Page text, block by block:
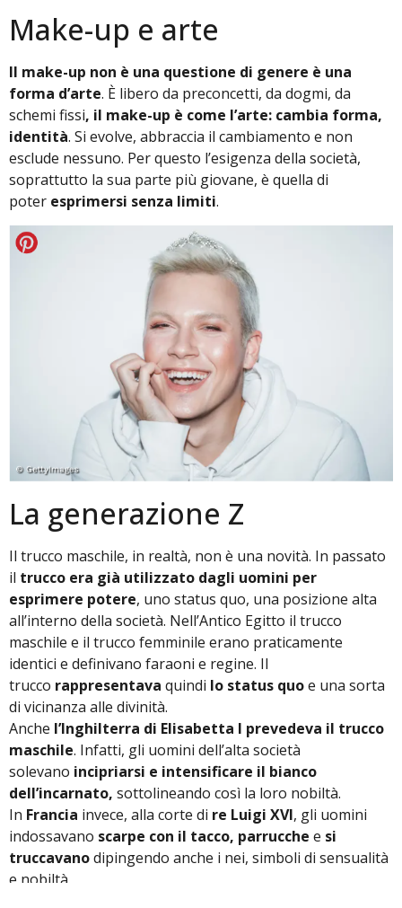
Make-up e arte
Il make-up non è una questione di genere è una
forma d’arte. È libero da preconcetti, da dogmi, da
schemi fissi, il make-up è come l’arte: cambia forma,
identità. Si evolve, abbraccia il cambiamento e non
esclude nessuno. Per questo l’esigenza della società,
soprattutto la sua parte più giovane, è quella di
poter esprimersi senza limiti.
La generazione Z
Il trucco maschile, in realtà, non è una novità. In passato
il trucco era già utilizzato dagli uomini per
esprimere potere, uno status quo, una posizione alta
all’interno della società. Nell’Antico Egitto il trucco
maschile e il trucco femminile erano praticamente
identici e definivano faraoni e regine. Il
trucco rappresentava quindi lo status quoe una sorta
di vicinanza alle divinità.
Anche l’Inghilterra di Elisabetta I prevedeva il trucco
maschile. Infatti, gli uomini dell’alta società
solevano incipriarsi e intensificare il bianco
dell’incarnato, sottolineando così la loro nobiltà.
In Francia invece, alla corte di re Luigi XVI, gli uomini
indossavano scarpe con il tacco, parrucche e si
truccavanodipingendo anche i nei, simboli di sensualità
e nobiltà.